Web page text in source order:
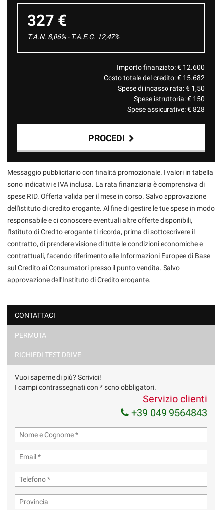
327 €
T.A.N. 8,06% - T.A.E.G. 12,47%
Importo finanziato: € 12.600
Costo totale del credito: € 15.682
Spese di incasso rata: € 1,50
Spese istruttoria: € 150
Spese assicurative: €828
PROCEDI
Contattaci
Ho letto e accetto
marketing
Invia la tua richiesta
Messaggio pubblicitario con finalità promozionale. I valori in tabella
sono indicativi e IVA inclusa. La rata finanziaria è comprensiva di
spese RID. Offerta valida per il mese in corso. Salvo approvazione
dell'istituto di credito erogante. Al fine di gestire le tue spese in modo
responsabile e di conoscere eventuali altre offerte disponibili,
l'Istituto di Credito erogante ti ricorda, prima di sottoscrivere il
contratto, di prendere visione di tutte le condizioni economiche e
contrattuali, facendo riferimento alle Informazioni Europee di Base
sul Credito ai Consumatori presso il punto vendita. Salvo
approvazione dell'Instituto di Credito erogante.
CONTATTACI
PERMUTA
RICHIEDI TEST DRIVE
Vuoi saperne di più? Scrivici!
I campi contrassegnati con * sono obbligatori.
Servizio clienti
+39 049 9564843